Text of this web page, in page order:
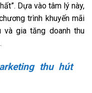
Dựa vào tâm lý này,
trình khuyến mãi
và gia tăng doanh thu
thu hút